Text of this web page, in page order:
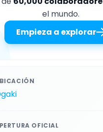
el mundo.
Empieza a explorar
OFICIAL